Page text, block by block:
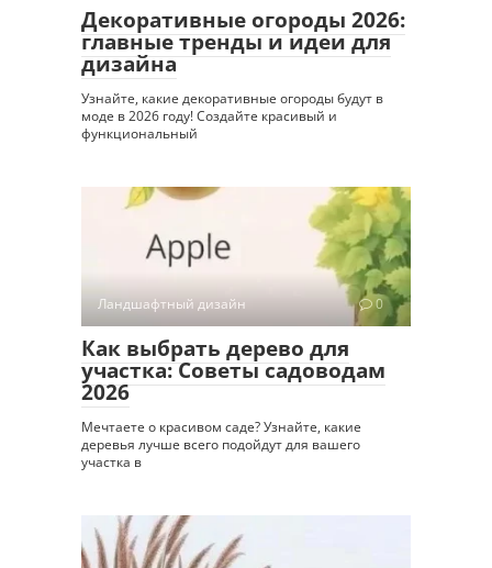
Декоративные огороды 2026:
главные тренды и идеи для
дизайна
Узнайте, какие декоративные огороды будут в
моде в 2026 году! Создайте красивый и
функциональный
Ландшафтный дизайн 0
Как выбрать дерево для
участка: Советы садоводам
2026
Мечтаете о красивом саде? Узнайте, какие
деревья лучше всего подойдут для вашего
участка в